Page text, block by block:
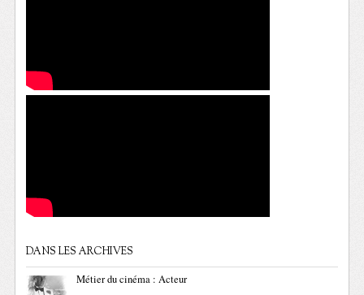
DANS LES ARCHIVES
Métier du cinéma : Acteur